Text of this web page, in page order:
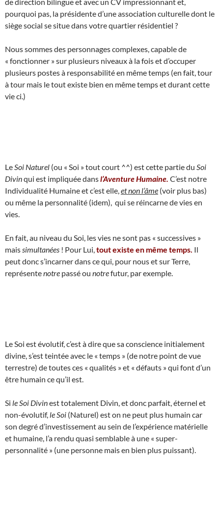
pourquoi pas, la présidente d’une association culturelle dont le
siège social se situe dans votre quartier résidentiel ?
Nous sommes des personnages complexes, capable de
« fonctionner » sur plusieurs niveaux à la fois et d’occuper
plusieurs postes à responsabilité en même temps (en fait, tour
à tour mais le tout existe bien en même temps et durant cette
vie ci.)
Le Soi Naturel (ou « Soi » tout court ^^) est cette partie du Soi
Divinqui est impliquée dansl’Aventure Humaine. C’est notre
Individualité Humaine et c’est elle, et non l’âme (voir plus bas)
ou même la personnalité (idem), qui se réincarne de vies en
vies.
En fait, au niveau du Soi, les vies ne sont pas « successives »
mais simultanées ! Pour Lui, tout existe en même temps. Il
peut donc s’incarner dans ce qui, pour nous et sur Terre,
représentenotre passé ou notrefutur, par exemple.
Le Soi est évolutif, c’est à dire que sa conscience initialement
divine, s’est teintée avec le « temps » (de notre point de vue
terrestre) de toutes ces « qualités » et « défauts » qui font d’un
être humain ce qu’il est.
Si le Soi Divinest totalement Divin, et donc parfait, éternel et
non-évolutif, le Soi (Naturel) est on ne peut plus humain car
son degré d’investissement au sein de l’expérience matérielle
et humaine, l’a rendu quasi semblable à une « super-
personnalité » (une personne mais en bien plus puissant).